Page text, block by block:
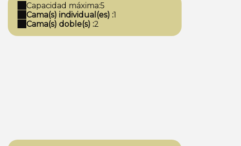
Capacidad máxima:5
Cama(s) individual(es) :1
Cama(s) doble(s) :2